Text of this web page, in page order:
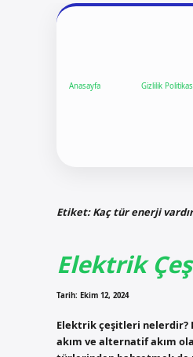
Anasayfa Gizlilik
Etiket:Kaç tür enerji vardır
Elektrik
Tarih: Ekim 12, 2024
Elektrik çeşitleri nelerdir?
akım ve alternatif akım